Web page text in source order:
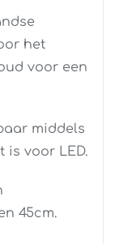
het
voor een
middels
is voor LED.
45cm.